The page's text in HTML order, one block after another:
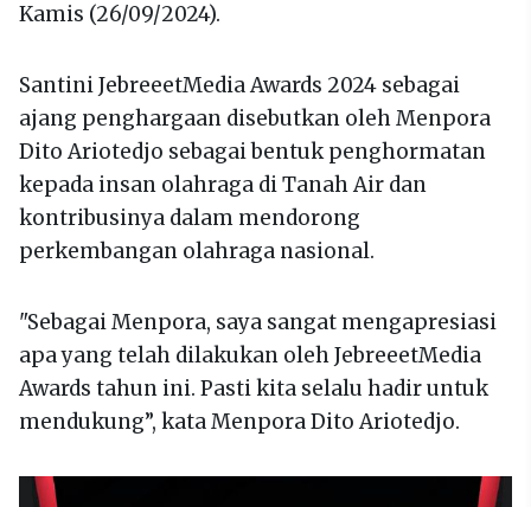
Kamis (26/09/2024).
Santini JebreeetMedia Awards 2024 sebagai
ajang penghargaan disebutkan oleh Menpora
Dito Ariotedjo sebagai bentuk penghormatan
kepada insan olahraga di Tanah Air dan
kontribusinya dalam mendorong
perkembangan olahraga nasional.
"Sebagai Menpora, saya sangat mengapresiasi
apa yang telah dilakukan oleh JebreeetMedia
Awards tahun ini. Pasti kita selalu hadir untuk
mendukung”, kata Menpora Dito Ariotedjo.